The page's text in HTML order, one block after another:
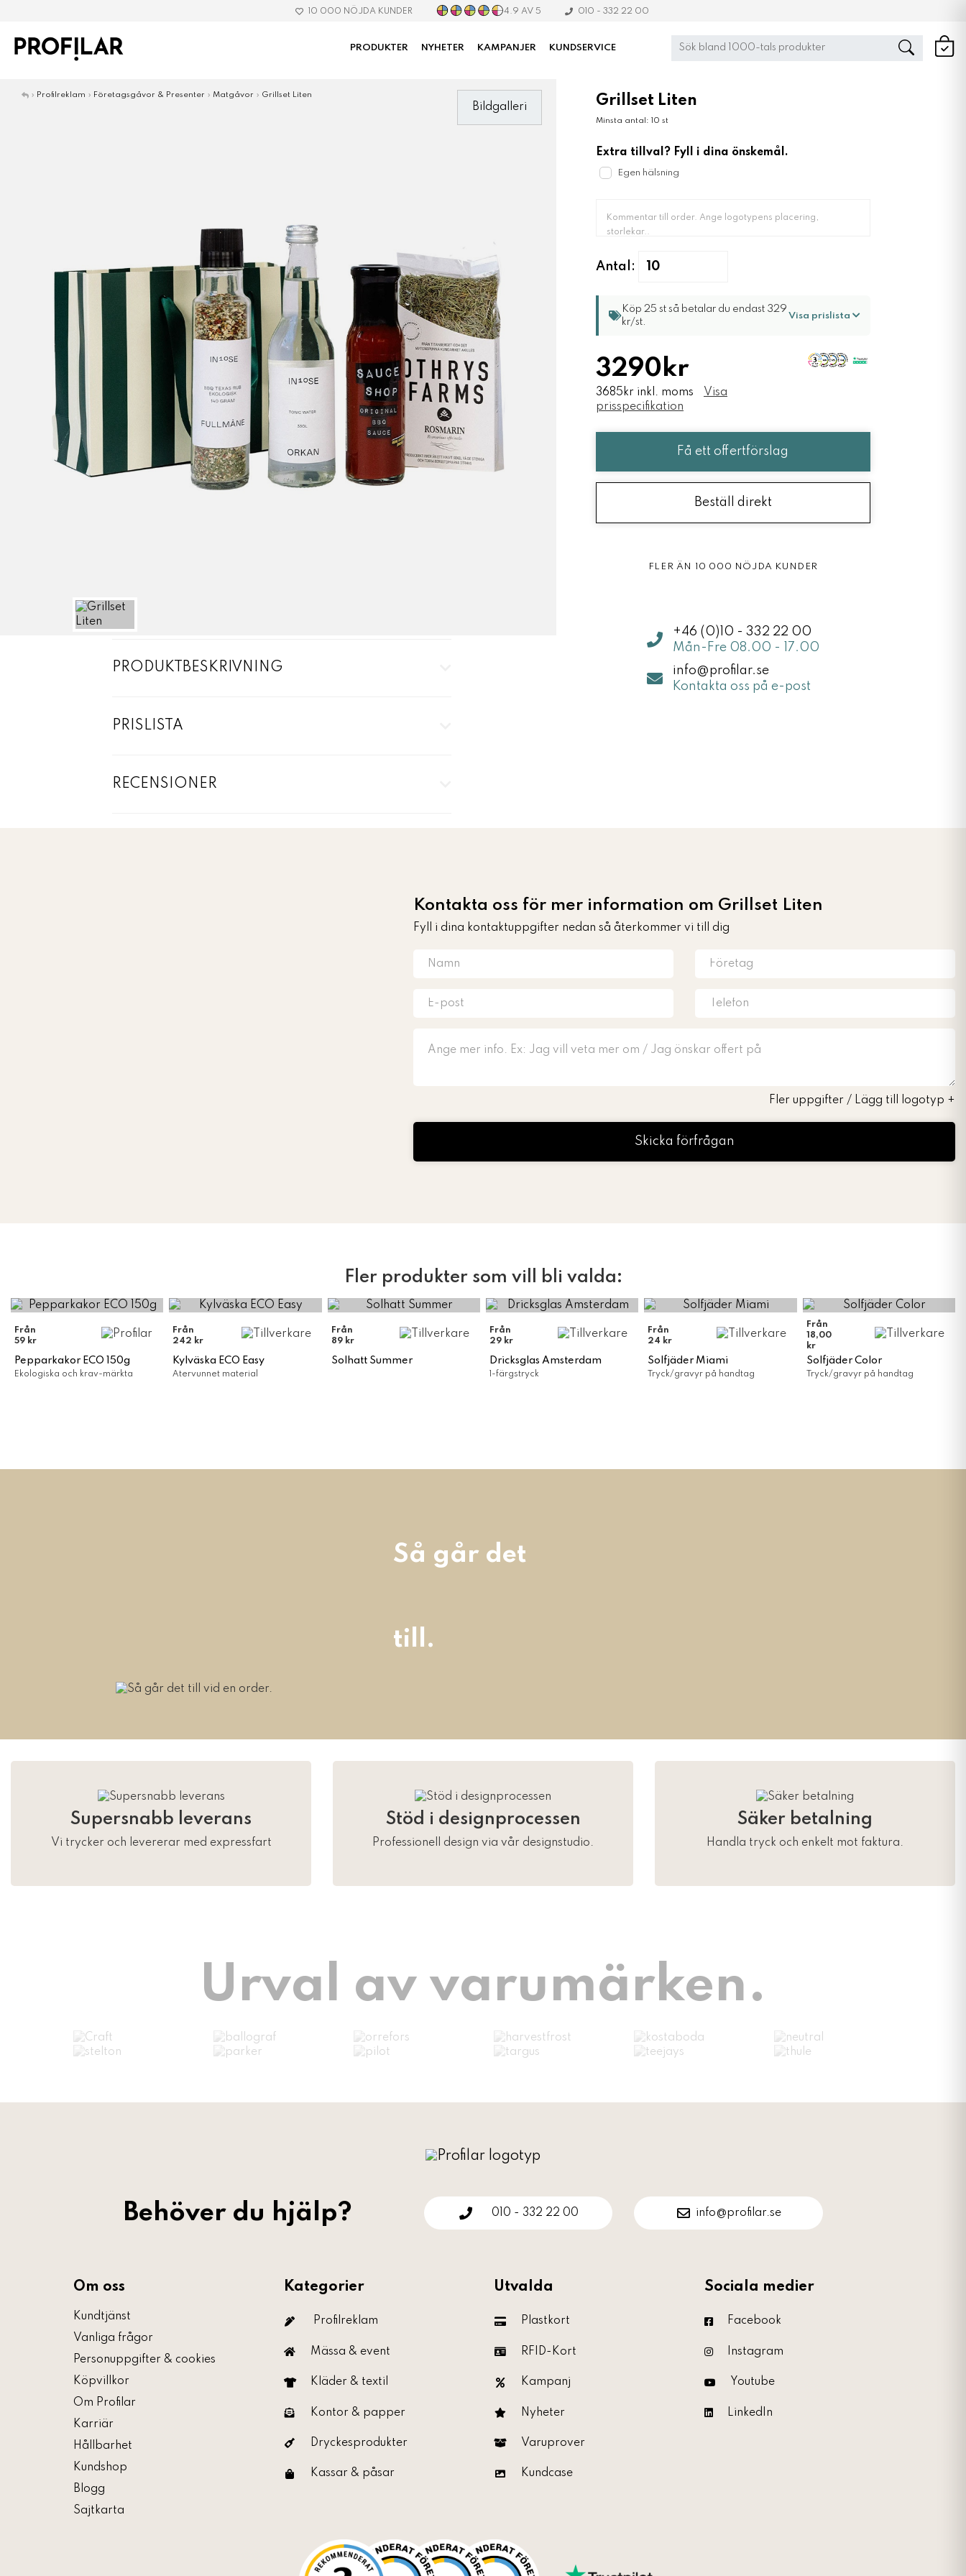
10 000 NÖJDA KUNDER 4.9 AV 5 010 - 332 22 00
PRODUKTER NYHETER KAMPANJER KUNDSERVICE
» Profilreklam » Företagsgåvor & Presenter » Matgåvor » Grillset Liten
Bildgalleri
PRODUKTBESKRIVNING
PRISLISTA
RECENSIONER
Grillset Liten
Minsta antal: 10 st
Extra tillval? Fyll i dina önskemål.
Egen hälsning
Antal:
Köp 25 st så betalar du endast 329
kr/st.
Visa prislista
3290kr
3685kr inkl. moms
Visa
prisspecifikation
Få ett offertförslag
Beställ direkt
FLER ÄN 10 000 NÖJDA KUNDER
+46 (0)10 - 332 22 00
Mån-Fre 08.00 - 17.00
info@profilar.se
Kontakta oss på e-post
Kontakta oss för mer information om Grillset Liten
Fyll i dina kontaktuppgifter nedan så återkommer vi till dig
Fler uppgifter / Lägg till logotyp +
Skicka förfrågan
Fler produkter som vill bli valda:
Från
59 kr
Pepparkakor ECO 150g
Ekologiska och krav-märkta
Från
242 kr
Kylväska ECO Easy
Återvunnet material
Från
89 kr
Solhatt Summer
Från
29 kr
Dricksglas Amsterdam
1-färgstryck
Från
24 kr
Solfjäder Miami
Tryck/gravyr på handtag
Från
18,00
kr
Solfjäder Color
Tryck/gravyr på handtag
Så går det
till.
Supersnabb leverans
Vi trycker och levererar med expressfart
Stöd i designprocessen
Professionell design via vår designstudio.
Säker betalning
Handla tryck och enkelt mot faktura.
Urval av varumärken.
Behöver du hjälp? 010 - 332 22 00 info@profilar.se
Om oss
Kundtjänst
Vanliga frågor
Personuppgifter & cookies
Köpvillkor
Om Profilar
Karriär
Hållbarhet
Kundshop
Blogg
Sajtkarta
Kategorier
Profilreklam
Mässa & event
Kläder & textil
Kontor & papper
Dryckesprodukter
Kassar & påsar
Utvalda
Plastkort
RFID-Kort
Kampanj
Nyheter
Varuprover
Kundcase
Sociala medier
Facebook
Instagram
Youtube
LinkedIn